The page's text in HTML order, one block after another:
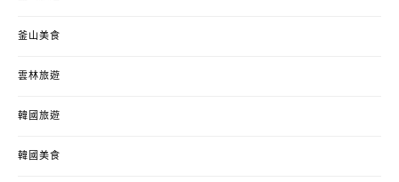
釜山美食
雲林旅遊
韓國旅遊
韓國美食